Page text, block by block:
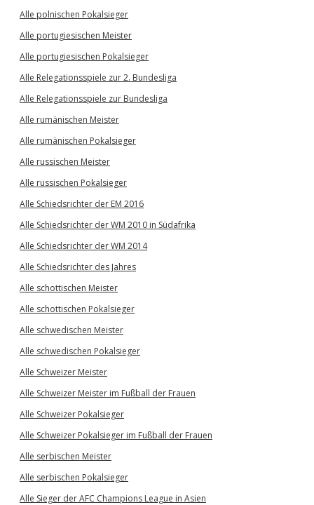
Alle polnischen Pokalsieger
Alle portugiesischen Meister
Alle portugiesischen Pokalsieger
Alle Relegationsspiele zur 2. Bundesliga
Alle Relegationsspiele zur Bundesliga
Alle rumänischen Meister
Alle rumänischen Pokalsieger
Alle russischen Meister
Alle russischen Pokalsieger
Alle Schiedsrichter der EM 2016
Alle Schiedsrichter der WM 2010 in Südafrika
Alle Schiedsrichter der WM 2014
Alle Schiedsrichter des Jahres
Alle schottischen Meister
Alle schottischen Pokalsieger
Alle schwedischen Meister
Alle schwedischen Pokalsieger
Alle Schweizer Meister
Alle Schweizer Meister im Fußball der Frauen
Alle Schweizer Pokalsieger
Alle Schweizer Pokalsieger im Fußball der Frauen
Alle serbischen Meister
Alle serbischen Pokalsieger
Alle Sieger der AFC Champions League in Asien